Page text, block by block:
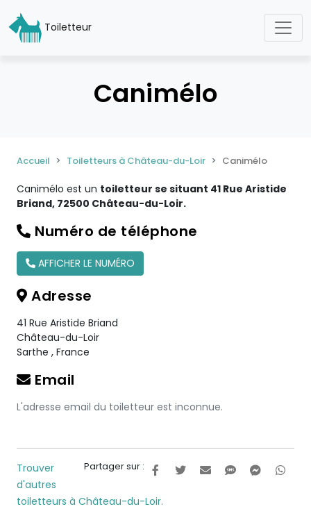
Toiletteur
Canimélo
Accueil Toiletteurs à Château-du-Loir Canimélo
Canimélo est un toiletteur se situant 41 Rue Aristide
Briand, 72500 Château-du-Loir.
Numéro de téléphone
AFFICHER LE NUMÉRO
Adresse
41 Rue Aristide Briand
Château-du-Loir
Sarthe , France
Email
L'adresse email du toiletteur est inconnue.
Partager sur :
Trouver
d'autres
toiletteurs à Château-du-Loir.